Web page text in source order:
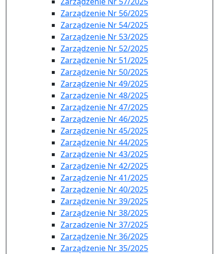
Zarządzenie Nr 56/2025
Zarządzenie Nr 54/2025
Zarządzenie Nr 53/2025
Zarządzenie Nr 52/2025
Zarządzenie Nr 51/2025
Zarządzenie Nr 50/2025
Zarządzenie Nr 49/2025
Zarządzenie Nr 48/2025
Zarządzenie Nr 47/2025
Zarządzenie Nr 46/2025
Zarządzenie Nr 45/2025
Zarządzenie Nr 44/2025
Zarządzenie Nr 43/2025
Zarządzenie Nr 42/2025
Zarządzenie Nr 41/2025
Zarządzenie Nr 40/2025
Zarządzenie Nr 39/2025
Zarządzenie Nr 38/2025
Zarzadzenie Nr 37/2025
Zarządzenie Nr 36/2025
Zarządzenie Nr 35/2025